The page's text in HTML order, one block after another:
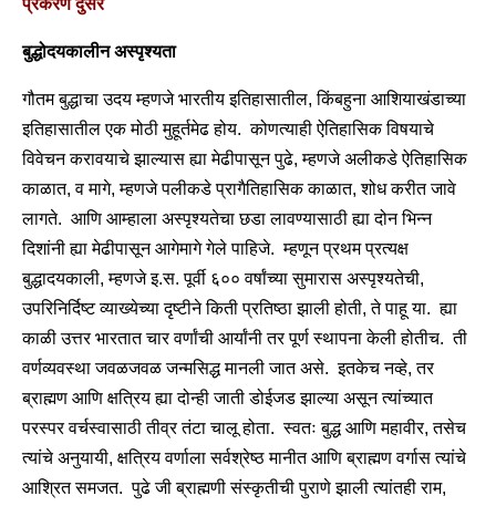
बुद्धोदयकालीन अस्पृश्यता
गौतम बुद्धाचा उदय म्हणजे भारतीय इतिहासातील, किंबहुना आशियाखंडाच्या
इतिहासातील एक मोठी मुहूर्तमेढ होय. कोणत्याही ऐतिहासिक विषयाचे
विवेचन करावयाचे झाल्यास ह्या मेढीपासून पुढे, म्हणजे अलीकडे ऐतिहासिक
काळात, व मागे, म्हणजे पलीकडे प्रागैतिहासिक काळात, शोध करीत जावे
लागते. आणि आम्हाला अस्पृश्यतेचा छडा लावण्यासाठी ह्या दोन भिन्न
दिशांनी ह्या मेढीपासून आगेमागे गेले पाहिजे. म्हणून प्रथम प्रत्यक्ष
बुद्धादयकाली, म्हणजे इ.स. पूर्वी ६०० वर्षांच्या सुमारास अस्पृश्यतेची,
उपरिनिर्दिष्ट व्याख्येच्या दृष्टीने किती प्रतिष्ठा झाली होती, ते पाहू या. ह्या
काळी उत्तर भारतात चार वर्णांची आर्यांनी तर पूर्ण स्थापना केली होतीच. ती
वर्णव्यवस्था जवळजवळ जन्मसिद्ध मानली जात असे. इतकेच नव्हे, तर
ब्राह्मण आणि क्षत्रिय ह्या दोन्ही जाती डोईजड झाल्या असून त्यांच्यात
परस्पर वर्चस्वासाठी तीव्र तंटा चालू होता. स्वतः बुद्ध आणि महावीर, तसेच
त्यांचे अनुयायी, क्षत्रिय वर्णाला सर्वश्रेष्ठ मानीत आणि ब्राह्मण वर्गास त्यांचे
आश्रित समजत. पुढे जी ब्राह्मणी संस्कृतीची पुराणे झाली त्यांतही राम,